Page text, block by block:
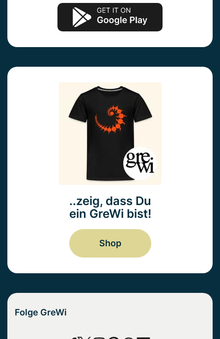
..zeig, dass Du
ein GreWi bist!
Shop
Folge GreWi